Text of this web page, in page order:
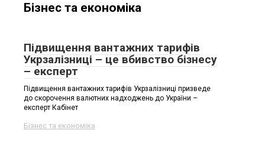
Бізнес та економіка
Підвищення вантажних тарифів
Укрзалізниці – це вбивство бізнесу
– експерт
Підвищення вантажних тарифів Укрзалізниці призведе
до скорочення валютних надходжень до України –
експерт Кабінет
Бізнес та економіка